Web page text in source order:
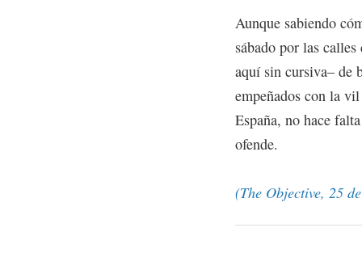
Aunque sabiendo
sábado por las
aquí sin cursiva– de
empeñados con la
España, no hace
ofende.
(The Objective, 25